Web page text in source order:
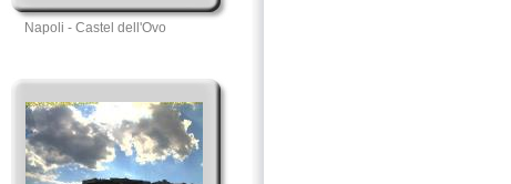
Napoli - Castel dell'Ovo